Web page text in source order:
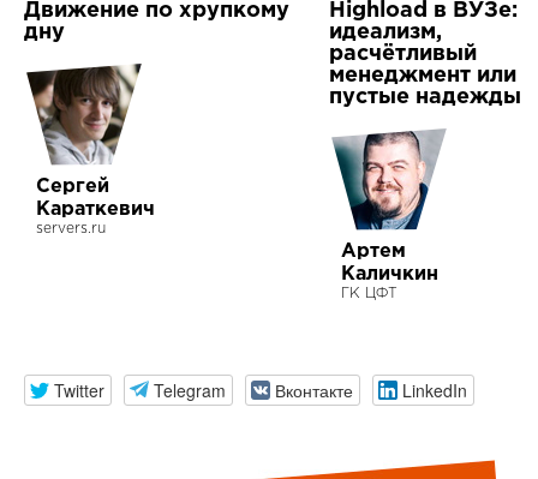
Движение по хрупкому
дну
Сергей
Караткевич
servers.ru
Highload в ВУЗе:
идеализм,
расчётливый
менеджмент или
пустые надежды
Артем
Каличкин
ГК ЦФТ
Twitter Telegram Вконтакте LinkedIn